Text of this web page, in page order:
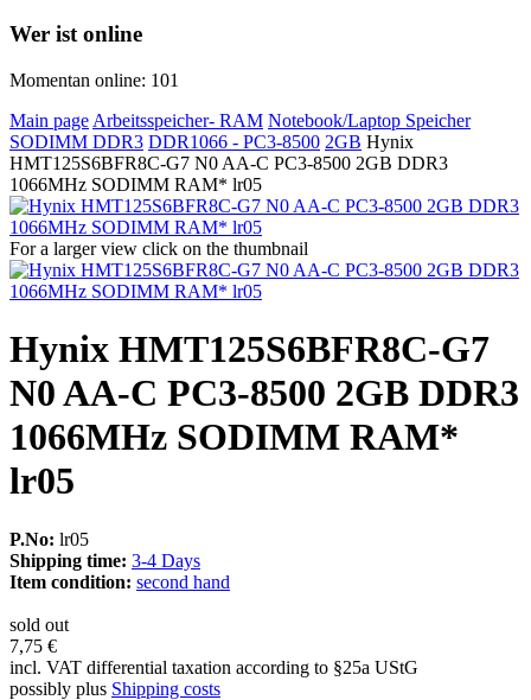
Wer ist online
Momentan online: 101
Main page Arbeitsspeicher- RAM Notebook/Laptop Speicher
SODIMM DDR3 DDR1066 - PC3-8500 2GB Hynix
HMT125S6BFR8C-G7 N0 AA-C PC3-8500 2GB DDR3
1066MHz SODIMM RAM* lr05
For a larger view click on the thumbnail
Hynix HMT125S6BFR8C-G7
N0 AA-C PC3-8500 2GB DDR3
1066MHz SODIMM RAM*
lr05
P.No: lr05
Shipping time: 3-4 Days
Item condition: second hand
sold out
7,75 €
incl. VAT differential taxation according to §25a UStG
possibly plus Shipping costs